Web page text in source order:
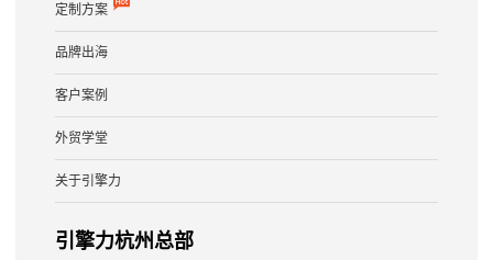
定制方案
品牌出海
客户案例
外贸学堂
关于引擎力
引擎力杭州总部